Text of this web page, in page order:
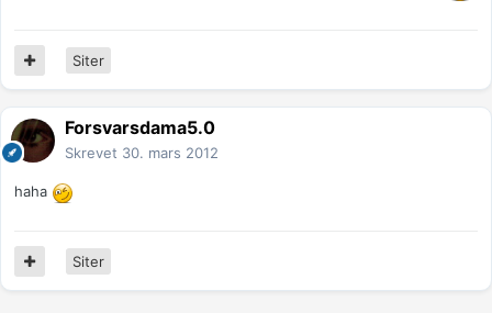
Siter
Forsvarsdama5.0
Skrevet 30. mars 2012
haha
Siter